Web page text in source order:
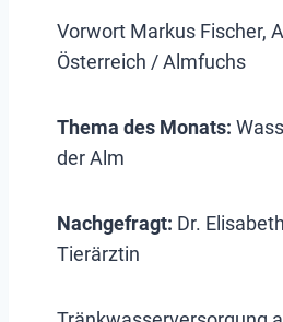
Vorwort Markus Fischer,
Österreich / Almfuchs
Thema des Monats:
der Alm
Nachgefragt: Dr.
Tierärztin